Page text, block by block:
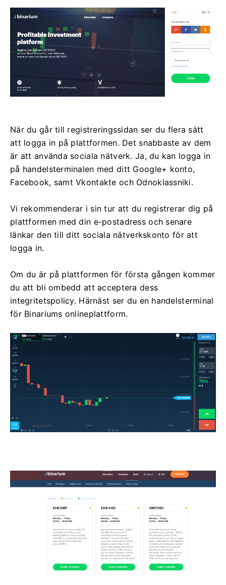
När du går till registreringssidan ser du flera sätt
att logga in på plattformen. Det snabbaste av dem
är att använda sociala nätverk. Ja, du kan logga in
på handelsterminalen med ditt Google+ konto,
Facebook, samt Vkontakte och Odnoklassniki.
Vi rekommenderar i sin tur att du registrerar dig på
plattformen med din e-postadress och senare
länkar den till ditt sociala nätverkskonto för att
logga in.
Om du är på plattformen för första gången kommer
du att bli ombedd att acceptera dess
integritetspolicy. Härnäst ser du en handelsterminal
för Binariums onlineplattform.